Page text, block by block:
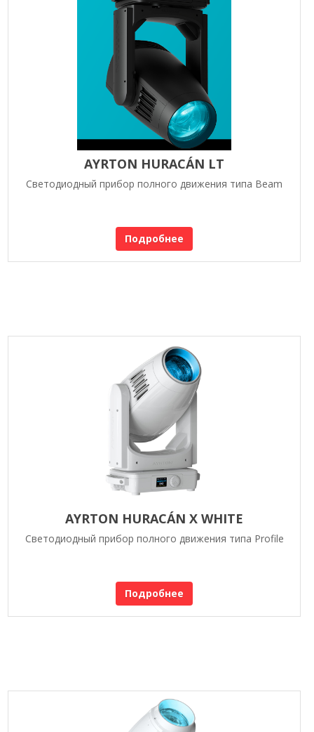
AYRTON HURACÁN LT
Светодиодный прибор полного движения типа Beam
Подробнее
AYRTON HURACÁN X WHITE
Светодиодный прибор полного движения типа Profile
Подробнее